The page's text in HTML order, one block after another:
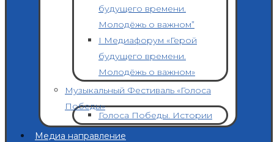
будущего времени.
Молодёжь о важном”
I Медиафорум «Герой
будущего времени.
Молодёжь о важном»
Музыкальный Фестиваль «Голоса
Победы»
Голоса Победы. Истории
Медиа направление